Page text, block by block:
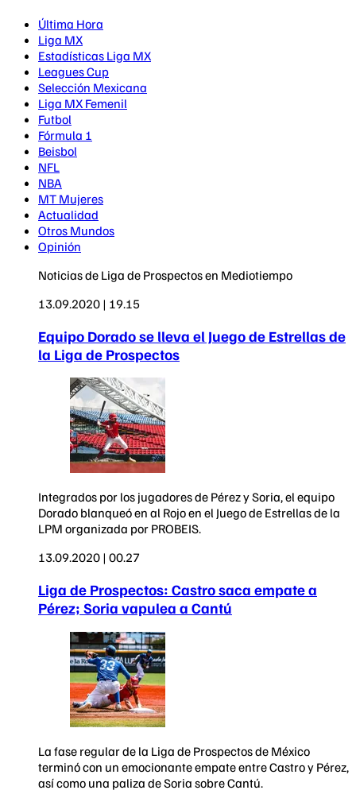
Última Hora
Liga MX
Estadísticas Liga MX
Leagues Cup
Selección Mexicana
Liga MX Femenil
Futbol
Fórmula 1
Beisbol
NFL
NBA
MT Mujeres
Actualidad
Otros Mundos
Opinión
Noticias de Liga de Prospectos en Mediotiempo
13.09.2020 | 19.15
Equipo Dorado se lleva el Juego de Estrellas de
la Liga de Prospectos
Integrados por los jugadores de Pérez y Soria, el equipo
Dorado blanqueó en al Rojo en el Juego de Estrellas de la
LPM organizada por PROBEIS.
13.09.2020 | 00.27
Liga de Prospectos: Castro saca empate a
Pérez; Soria vapulea a Cantú
La fase regular de la Liga de Prospectos de México
terminó con un emocionante empate entre Castro y Pérez,
así como una paliza de Soria sobre Cantú.